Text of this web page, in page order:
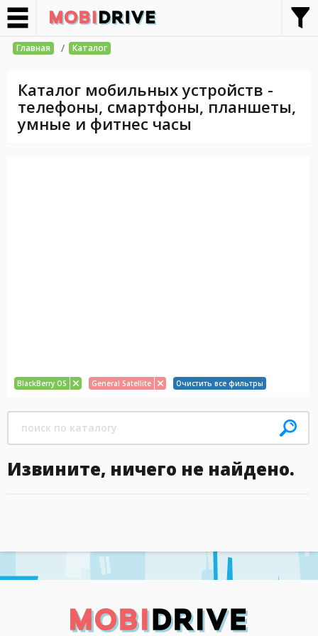
Главная / Каталог
Каталог мобильных устройств -
телефоны, смартфоны, планшеты,
умные и фитнес часы
BlackBerry OS General Satellite Очистить все фильтры
Извините, ничего не найдено.